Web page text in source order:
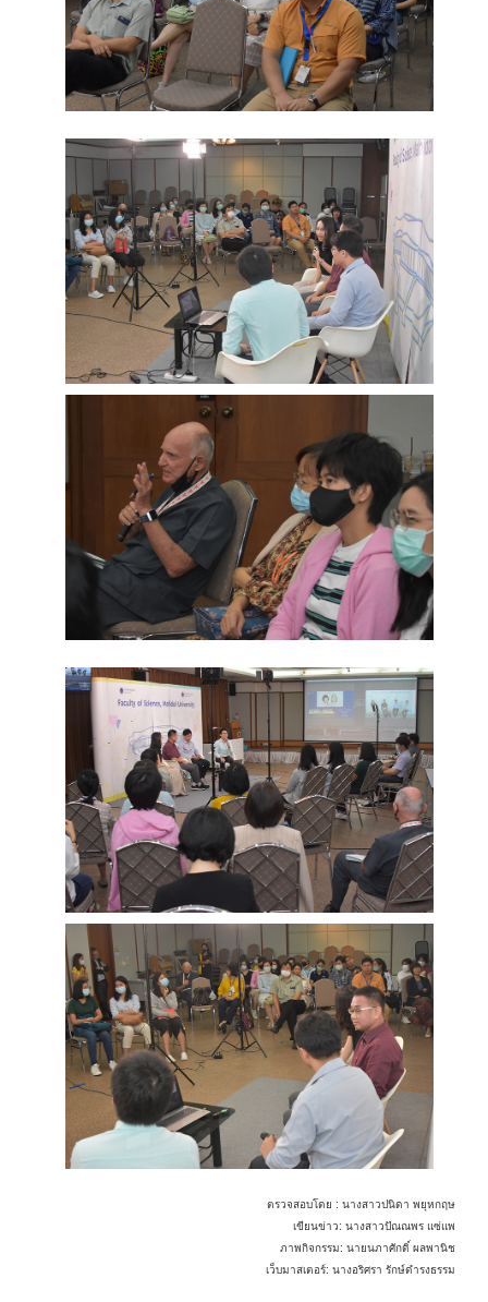
ตรวจสอบโดย : นางสาวปนิดา พยุหกฤษ
เขียนข่าว: นางสาวปัณณพร แซ่แพ
ภาพกิจกรรม: นายนภาศักดิ์ ผลพานิช
เว็บมาสเตอร์: นางอริศรา รักษ์ดำรงธรรม